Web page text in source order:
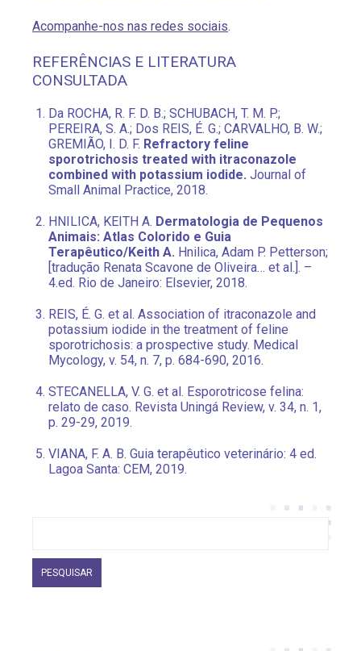
Acompanhe-nos nas redes sociais.
REFERÊNCIAS E LITERATURA
CONSULTADA
Da ROCHA, R. F. D. B.; SCHUBACH, T. M. P.;
PEREIRA, S. A.; Dos REIS, É. G.; CARVALHO, B. W.;
GREMIÃO, I. D. F. Refractory feline
sporotrichosis treated with itraconazole
combined with potassium iodide. Journal of
Small Animal Practice, 2018.
HNILICA, KEITH A. Dermatologia de Pequenos
Animais: Atlas Colorido e Guia
Terapêutico/Keith A. Hnilica, Adam P. Petterson;
[tradução Renata Scavone de Oliveira… et al.]. –
4.ed. Rio de Janeiro: Elsevier, 2018.
REIS, É. G. et al. Association of itraconazole and
potassium iodide in the treatment of feline
sporotrichosis: a prospective study. Medical
Mycology, v. 54, n. 7, p. 684-690, 2016.
STECANELLA, V. G. et al. Esporotricose felina:
relato de caso. Revista Uningá Review, v. 34, n. 1,
p. 29-29, 2019.
VIANA, F. A. B. Guia terapêutico veterinário: 4 ed.
Lagoa Santa: CEM, 2019.